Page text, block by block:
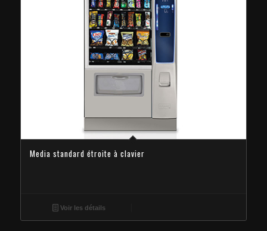
Media standard étroite à clavier
Voir les détails